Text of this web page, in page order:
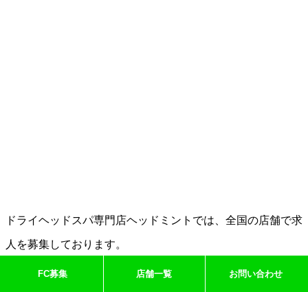
ドライヘッドスパ専門店ヘッドミントでは、全国の店舗で求
人を募集しております。
FC募集 店舗一覧 お問い合わせ